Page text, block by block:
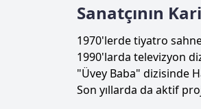
Sanatçının
1970'lerde tiyatro
1990'larda televizyon
"Üvey Baba" dizisinde
Son yıllarda da aktif